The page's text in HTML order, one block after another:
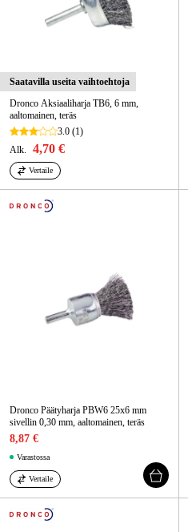
Saatavilla useita vaihtoehtoja
Dronco Aksiaaliharja TB6, 6 mm,
aaltomainen, teräs
3.0 (1)
Alk.
4,70 €
Vertaile
Dronco Päätyharja PBW6 25x6 mm
sivellin 0,30 mm, aaltomainen, teräs
8,87 €
Varastossa
Vertaile